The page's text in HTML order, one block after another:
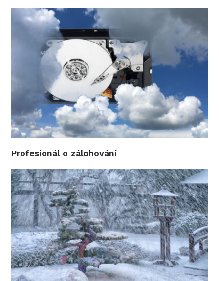
Profesionál o zálohování